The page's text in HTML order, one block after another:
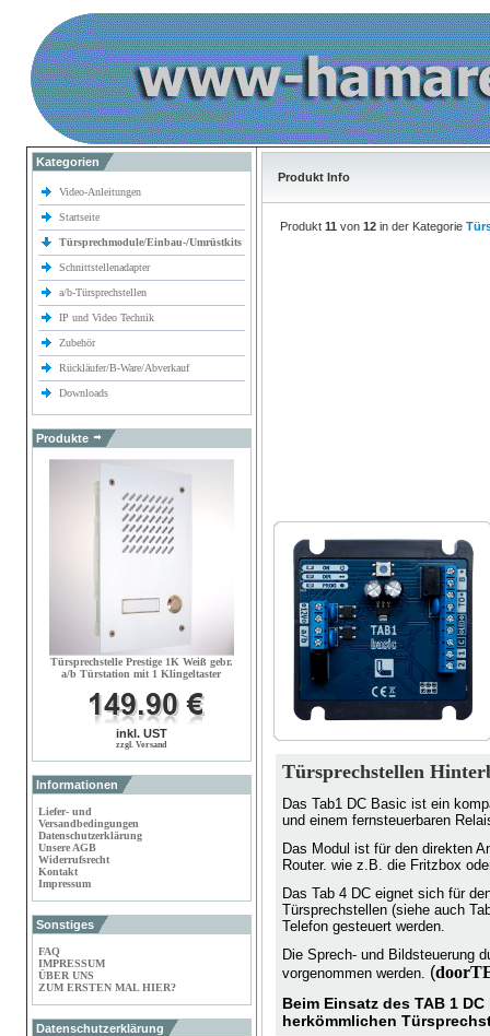
Kategorien
Video-Anleitungen
Startseite
Türsprechmodule/Einbau-/Umrüstkits
Schnittstellenadapter
a/b-Türsprechstellen
IP und Video Technik
Zubehör
Rückläufer/B-Ware/Abverkauf
Downloads
Produkte
Türsprechstelle Prestige 1K Weiß gebr.
a/b Türstation mit 1 Klingeltaster
inkl. UST
zzgl. Versand
Informationen
Liefer- und
Versandbedingungen
Datenschutzerklärung
Unsere AGB
Widerrufsrecht
Kontakt
Impressum
Sonstiges
FAQ
IMPRESSUM
ÜBER UNS
ZUM ERSTEN MAL HIER?
Datenschutzerklärung
Produkt Info
Produkt 11 von 12 in der Kategorie
Türsprechstellen
Das Tab1 DC Basic ist ein
und einem fernsteuerbaren
Das Modul ist für den direkten
Router. wie z.B. die Fritzbox
Das Tab 4 DC eignet sich für
Türsprechstellen (siehe auch
Telefon gesteuert werden.
Die Sprech- und Bildsteuerung
vorgenommen werden. (
Beim Einsatz des TAB 1
herkömmlichen